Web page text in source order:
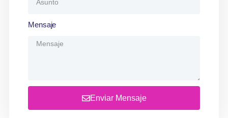
Mensaje
Enviar Mensaje